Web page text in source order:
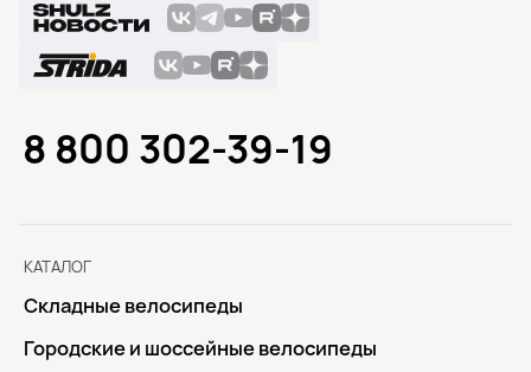
КАТАЛОГ
Складные велосипеды
Городские и шоссейные велосипеды
8 800 302-39-19